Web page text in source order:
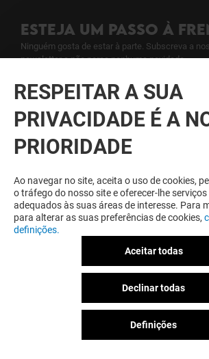
ESTEJA UM PASSO À
Ninguém gosta de estar à parte. Subscreva a
newsletter e não perca nenhuma novidade.
Veja aqui a nossa política de proteção de
dados pessoais
GANHE SEMPRE POR SER
de vantagens, ofertas e serviços exclusivos no
Aqua Portimão e junto dos seus parceiros.
Termos e Condições de Utilização
Política Ambiental
RESPEITAR A SUA
PRIVACIDADE É A
PRIORIDADE
Ao navegar no site, aceita o uso de cookies,
o tráfego do nosso site e oferecer-lhe
adequados às suas áreas de interesse. Para
para alterar as suas preferências de cookies,
definições.
Aceitar todas
Declinar todas
Definições